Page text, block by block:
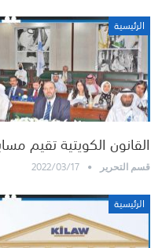
الرئيسية
القانون الكويتية تقيم
قسم التحرير 2022/03/17
الرئيسية